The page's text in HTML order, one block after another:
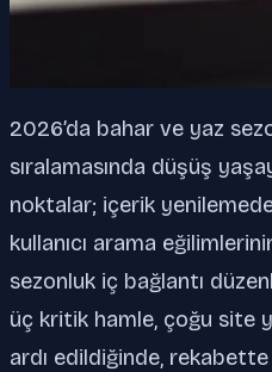
2026’da bahar ve yaz
sıralamasında düşüş
noktalar; içerik
kullanıcı arama
sezonluk iç bağlantı
üç kritik hamle, çoğu site
ardı edildiğinde,